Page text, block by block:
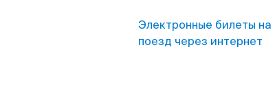
Электронные билеты на
поезд через интернет